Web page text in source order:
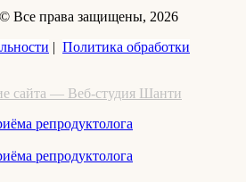
Все права защищены, 2026
| Политика обработки
сайта — Веб-студия Шанти